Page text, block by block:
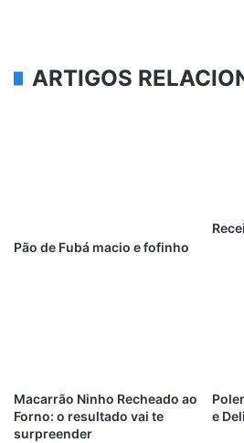
ARTIGOS
Pão de Fubá macio e fofinho
Macarrão Ninho Recheado ao
Forno: o resultado vai te
surpreender
e